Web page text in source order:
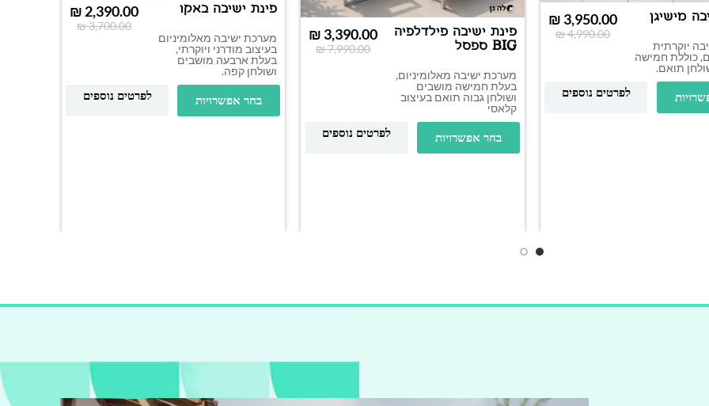
מישיגן
יוקרתית
כוללת חמישה
תואם.
₪4,990.00
₪ 3,950.00
לפרטים נוספים
פינת ישיבה פילדלפיה
BIG ספסל
מערכת ישיבה מאלומיניום,
בעלת חמישה מושבים
ושולחן גבוה תואם בעיצוב
קלאסי
₪7,990.00
₪ 3,390.00
בחר אפשרויות לפרטים נוספים
פינת ישיבה באקו
מערכת ישיבה מאלומיניום
בעיצוב מודרני ויוקרתי,
בעלת ארבעה מושבים
ושולחן קפה.
₪3,700.00
₪ 2,390.00
בחר אפשרויות לפרטים נוספים